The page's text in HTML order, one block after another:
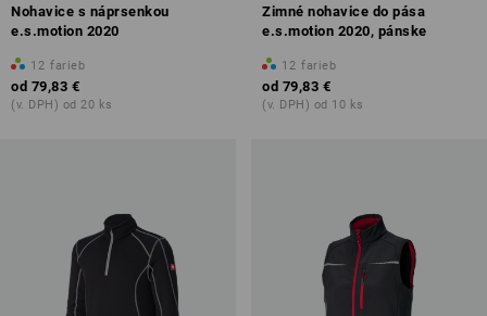
Nohavice s náprsenkou
e.s.motion 2020
12 farieb
od 79,83 €
(v. DPH) od 20 ks
Zimné nohavice do pása
e.s.motion 2020, pánske
12 farieb
od 79,83 €
(v. DPH) od 10 ks